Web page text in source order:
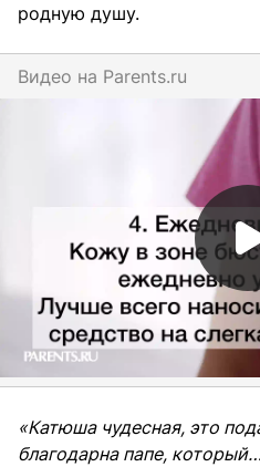
родную душу.
Видео на parents.ru
«Катюша чудесная, это
благодарна папе,